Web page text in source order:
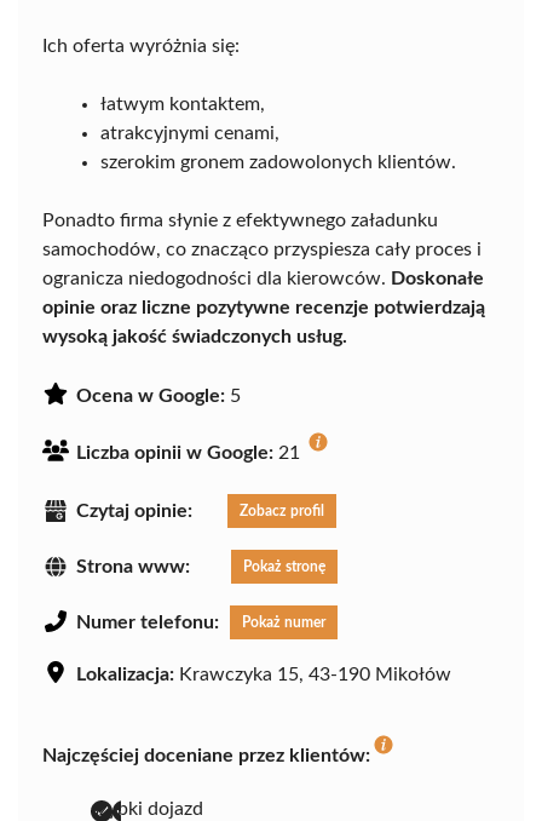
Ich oferta wyróżnia się:
łatwym kontaktem,
atrakcyjnymi cenami,
szerokim gronem zadowolonych klientów.
Ponadto firma słynie z efektywnego załadunku
samochodów, co znacząco przyspiesza cały proces i
ogranicza niedogodności dla kierowców. Doskonałe
opinie oraz liczne pozytywne recenzje potwierdzają
wysoką jakość świadczonych usług.
Ocena w Google: 5
Liczba opinii w Google: 21
Czytaj opinie: Zobacz profil
Strona www: Pokaż stronę
Numer telefonu: Pokaż numer
Lokalizacja: Krawczyka 15, 43-190 Mikołów
Najczęściej doceniane przez klientów:
szybki dojazd